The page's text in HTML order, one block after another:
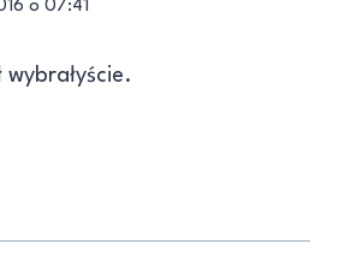
o 07:41
wybrałyście.